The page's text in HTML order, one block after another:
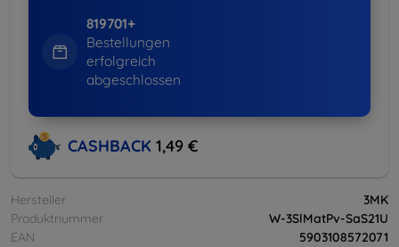
819701+
Bestellungen
erfolgreich
abgeschlossen
CASHBACK 1,49 €
Hersteller
3MK
Produktnummer
W-3SlMatPv-SaS21U
EAN
5903108572071